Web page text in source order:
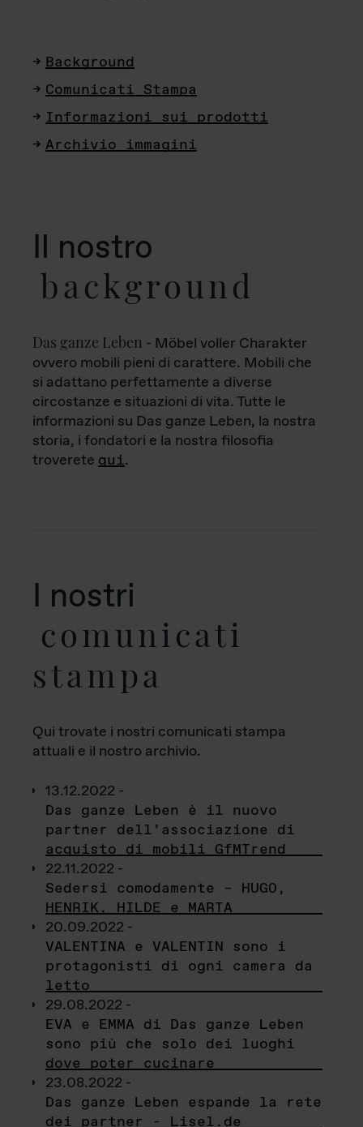
Background
Comunicati Stampa
Informazioni sui prodotti
Archivio immagini
Il nostro
background
Das ganze Leben - Möbel voller Charakter
ovvero mobili pieni di carattere. Mobili che
si adattano perfettamente a diverse
circostanze e situazioni di vita. Tutte le
informazioni su Das ganze Leben, la nostra
storia, i fondatori e la nostra filosofia
troverete qui.
I nostri
comunicati
stampa
Qui trovate i nostri comunicati stampa
attuali e il nostro archivio.
13.12.2022 -
Das ganze Leben è il nuovo
partner dell’associazione di
acquisto di mobili GfMTrend
22.11.2022 -
Sedersi comodamente – HUGO,
HENRIK, HILDE e MARTA
20.09.2022 -
VALENTINA e VALENTIN sono i
protagonisti di ogni camera da
letto
29.08.2022 -
EVA e EMMA di Das ganze Leben
sono più che solo dei luoghi
dove poter cucinare
23.08.2022 -
Das ganze Leben espande la rete
dei partner - Lisel.de